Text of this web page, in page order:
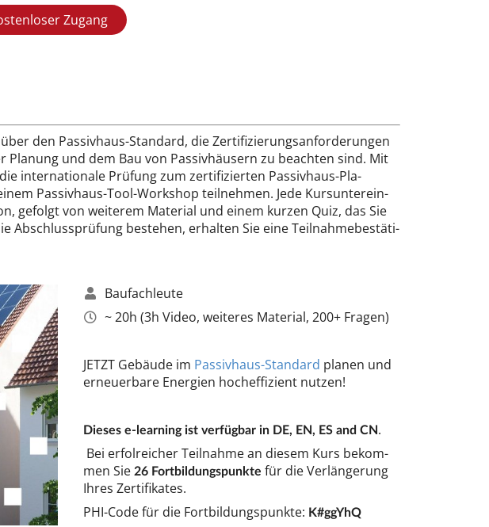
Zugang
den Pas­siv­haus-Stan­dard, die Zer­ti­fi­zie­rungs­an­for­de­run­gen
Pla­nung und dem Bau von Pas­siv­häu­sern zu be­ach­ten sind. Mit
in­ter­na­tio­na­le Prü­fung zum zer­ti­fi­zier­ten Pas­siv­haus­-Pla­
Pas­siv­haus-Tool-Work­shop teil­neh­men. Je­de Kurs­un­ter­ein­
ge­folgt von wei­te­rem Ma­te­ri­al und ei­nem kur­z­en Quiz, das Sie
Ab­schluss­prü­fung be­ste­hen, er­hal­ten Sie ei­ne Teil­nah­me­be­stä­ti­
Bau­fach­leu­te
~ 20h (3h Vi­deo, wei­te­res Ma­te­ri­al, 200+ Fra­gen)
JETZT Ge­bäu­de im Pas­siv­haus-Stan­dard pla­nen und
er­neu­er­ba­re Ener­gi­en hoch­ef­fi­zi­ent nut­zen!
Die­ses e-le­ar­ning ist ver­füg­bar in DE, EN, ES and CN.
Bei er­fol­rei­cher Teil­nah­me an die­sem Kurs be­kom­
men Sie 26 Fort­bil­dungs­punk­te für die Ver­län­ge­rung
Ih­res Zer­ti­fi­ka­tes.
PHI-Co­de für die Fort­bil­dungs­punk­te: K#ggY­hQ